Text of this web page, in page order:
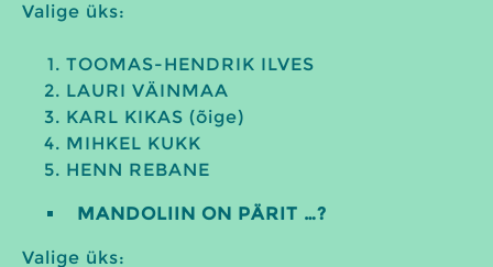
Valige üks:
TOOMAS-HENDRIK ILVES
LAURI VÄINMAA
KARL KIKAS (õige)
MIHKEL KUKK
HENN REBANE
MANDOLIIN ON PÄRIT …?
Valige üks: